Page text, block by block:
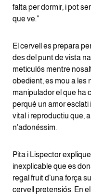
falta per dormir, i pot
que ve.”
El cervell es prepara
des del punt de vista
meticulós mentre
obedient, es mou a les
manipulador el que ha
perquè un amor esclati
vital i reproductiu que,
n’adonéssim.
Pita i Lispector
inexplicable que es
regal fruit d’una força
cervell pretensiós. En